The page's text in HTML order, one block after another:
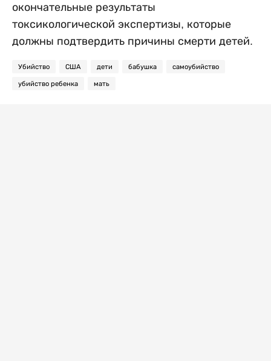
окончательные результаты
токсикологической экспертизы, которые
должны подтвердить причины смерти детей.
Убийство США дети бабушка самоубийство
убийство ребенка мать